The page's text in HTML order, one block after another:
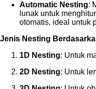
Automatic Nesting:
lunak untuk
otomatis, ideal untuk
Jenis Nesting
1D Nesting: Untuk
2D Nesting: Untuk